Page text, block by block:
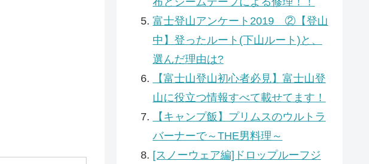
富士登山アンケート2019 ②【登山
中】登ったルート(下山ルート)と、
選んだ理由は?
【富士山登山初心者必見】富士山登
山に役立つ情報すべて載せてます！
【キャンプ飯】プリムスのウルトラ
バーナーで～THE男料理～
[スノーウェア編]ドロップルーフジ